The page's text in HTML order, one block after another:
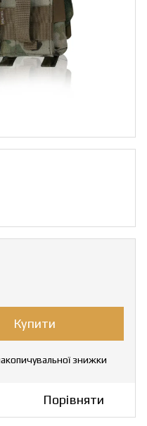
Купити
знижки
Порівняти